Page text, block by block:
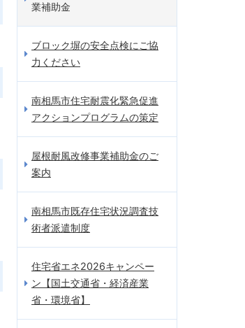
業補助金
ブロック塀の安全点検にご協
力ください
南相馬市住宅耐震化緊急促進
アクションプログラムの策定
屋根耐風改修事業補助金のご
案内
南相馬市既存住宅状況調査技
術者派遣制度
住宅省エネ2026キャンペー
ン【国土交通省・経済産業
省・環境省】